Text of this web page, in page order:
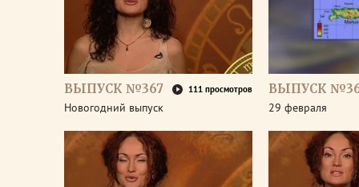
ВЫПУСК №367 111 просмотров
Новогодний выпуск
ВЫПУСК
29 февраля